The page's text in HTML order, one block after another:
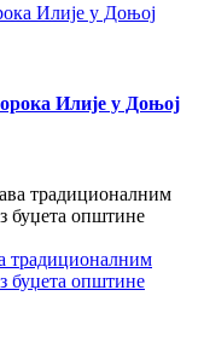
Илије у Доњој
Илије у Доњој
традиционалним
буџета општине